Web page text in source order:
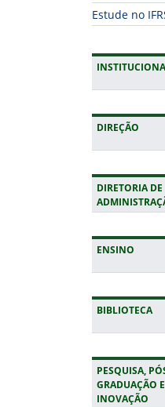
Estude no
DIREÇÃO
DIRETORIA DE
ENSINO
BIBLIOTECA
PESQUISA,
GRADUAÇÃO E
INOVAÇÃO